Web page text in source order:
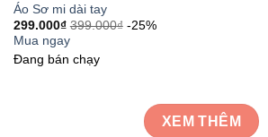
Áo Sơ mi dài tay
299.000₫ 399.000₫ -25%
Mua ngay
Đang bán chạy
XEM THÊM